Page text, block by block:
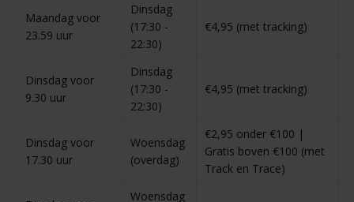
Maandag voor
23.59 uur
Dinsdag
(17:30 -
22:30)
€4,95 (met tracking)
Dinsdag voor
9.30 uur
Dinsdag
(17:30 -
22:30)
€4,95 (met tracking)
Dinsdag voor
17.30 uur
Woensdag
(overdag)
€2,95 onder €100 |
Gratis boven €100 (met
Track en Trace)
Woensdag